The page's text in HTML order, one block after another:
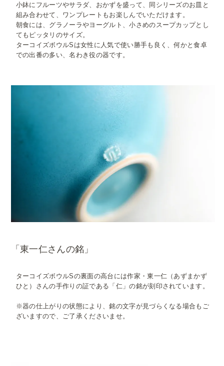
小鉢にフルーツやサラダ、おかずを盛って、同シリーズのお皿と
組み合わせて、ワンプレートもお楽しんでいただけます。
朝食には、グラノーラやヨーグルト、小さめのスープカップとし
てもピッタリのサイズ。
ターコイズボウルSは女性に人気で使い勝手も良く、何かと食卓
での出番の多い、名わき役の器です。
「東一仁さんの銘」
ターコイズボウルSの裏面の高台には作家・東一仁（あずまかず
ひと）さんの手作りの証である「仁」の銘が刻印されています。
※器の仕上がりの状態により、銘の文字が見づらくなる場合もご
ざいますので、ご了承くださいませ。